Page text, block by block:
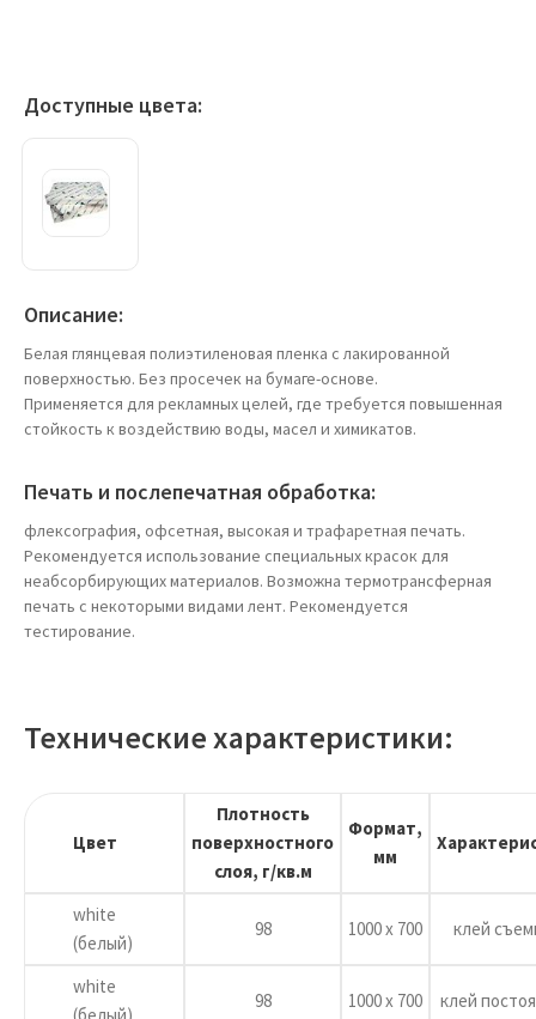
Доступные цвета:
Описание:
Белая глянцевая полиэтиленовая пленка с лакированной
поверхностью. Без просечек на бумаге-основе.
Применяется для рекламных целей, где требуется повышенная
стойкость к воздействию воды, масел и химикатов.
Печать и послепечатная обработка:
флексография, офсетная, высокая и трафаретная печать.
Рекомендуется использование специальных красок для
неабсорбирующих материалов. Возможна термотрансферная
печать с некоторыми видами лент. Рекомендуется
тестирование.
Технические характеристики:
Цвет
Плотность
поверхностного
слоя, г/кв.м
Формат,
мм
white
(белый)
98 1000 х 700 клей
white
98 1000 х 700 клей